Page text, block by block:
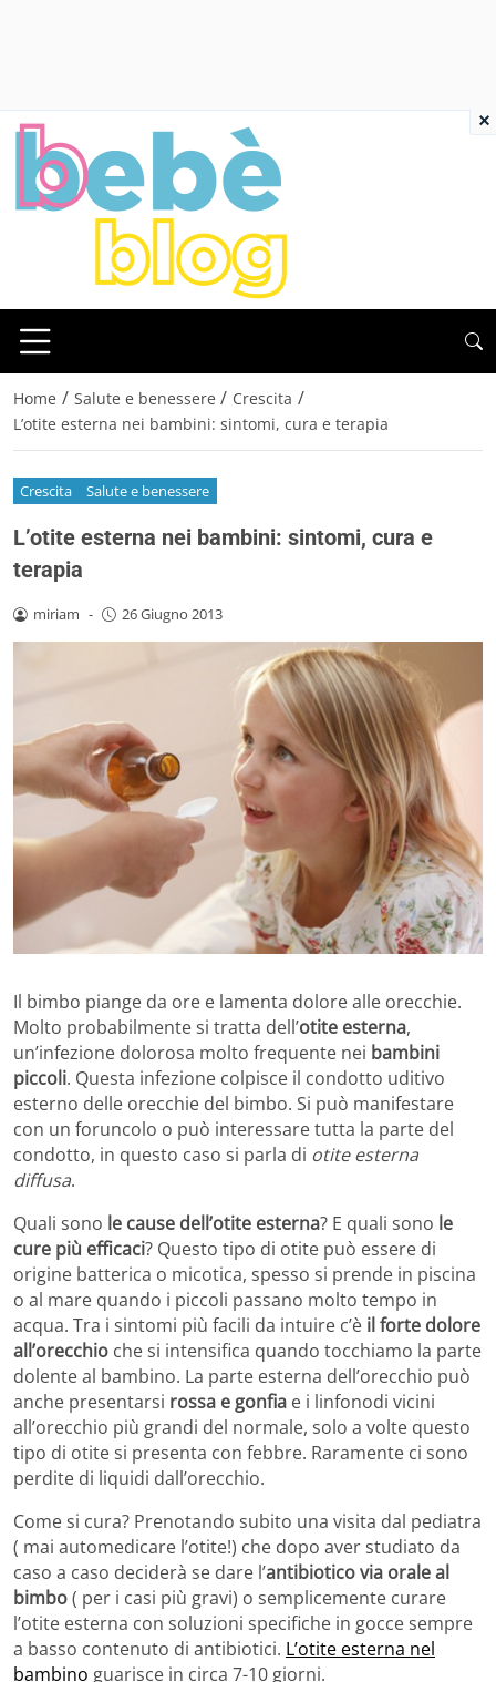
Home / Salute e benessere / Crescita /
L’otite esterna nei bambini: sintomi, cura e terapia
Crescita Salute e benessere
L’otite esterna nei bambini: sintomi, cura e
terapia
miriam - 26 Giugno 2013
Il bimbo piange da ore e lamenta dolore alle orecchie.
Molto probabilmente si tratta dell’otite esterna,
un’infezione dolorosa molto frequente nei bambini
piccoli. Questa infezione colpisce il condotto uditivo
esterno delle orecchie del bimbo. Si può manifestare
con un foruncolo o può interessare tutta la parte del
condotto, in questo caso si parla di otite esterna
diffusa.
Quali sono le cause dell’otite esterna? E quali sono le
cure più efficaci? Questo tipo di otite può essere di
origine batterica o micotica, spesso si prende in piscina
o al mare quando i piccoli passano molto tempo in
acqua. Tra i sintomi più facili da intuire c’è il forte dolore
all’orecchio che si intensifica quando tocchiamo la parte
dolente al bambino. La parte esterna dell’orecchio può
anche presentarsi rossa e gonfia e i linfonodi vicini
all’orecchio più grandi del normale, solo a volte questo
tipo di otite si presenta con febbre. Raramente ci sono
perdite di liquidi dall’orecchio.
Come si cura? Prenotando subito una visita dal pediatra
( mai automedicare l’otite!) che dopo aver studiato da
caso a caso deciderà se dare l’antibiotico via orale al
bimbo( per i casi più gravi) o semplicemente curare
l’otite esterna con soluzioni specifiche in gocce sempre
a basso contenuto di antibiotici. L’otite esterna nel
bambino guarisce in circa 7-10 giorni.
×